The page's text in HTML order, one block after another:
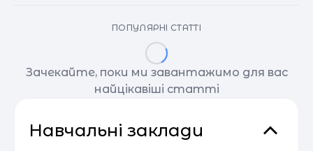
ПОПУЛЯРНІ СТАТТІ
Зачекайте, поки ми завантажимо для вас
найцікавіші статті
Навчальні заклади